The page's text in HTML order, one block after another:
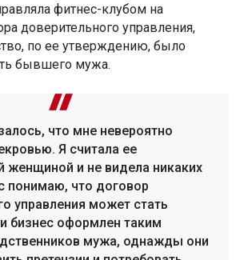
фитнес-клубом на
доверительного управления,
по ее утверждению, было
бывшего мужа.
что мне невероятно
Я считала ее
женщиной и не видела никаких
понимаю, что договор
управления может стать
бизнес оформлен таким
мужа, однажды они